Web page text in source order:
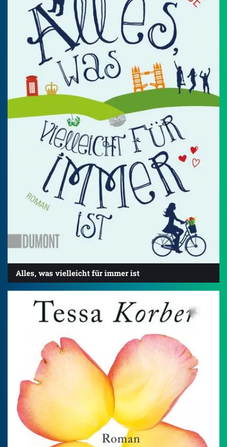
Alles, was vielleicht für immer ist
4.0